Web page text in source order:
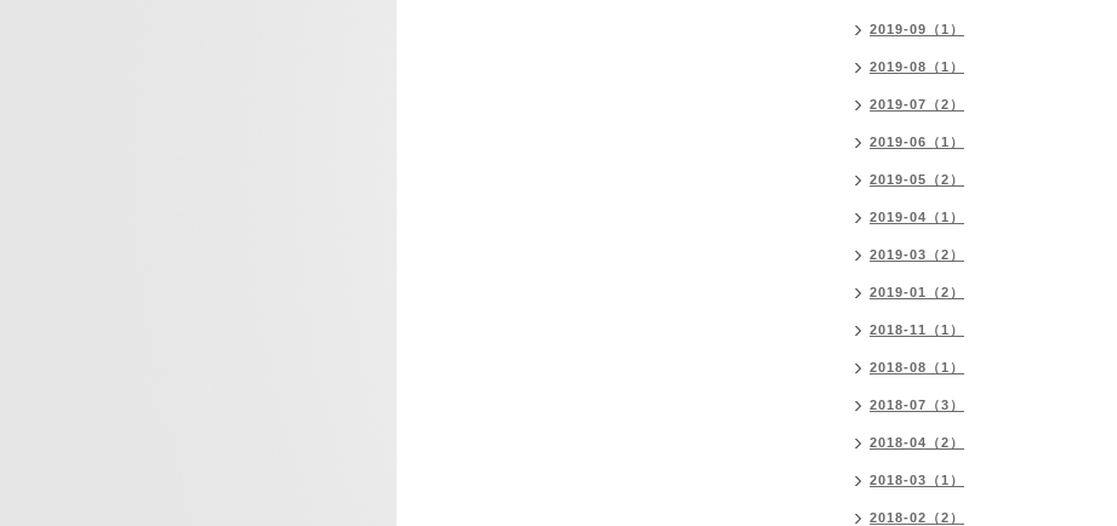
2019-09（1）
2019-08（1）
2019-07（2）
2019-06（1）
2019-05（2）
2019-04（1）
2019-03（2）
2019-01（2）
2018-11（1）
2018-08（1）
2018-07（3）
2018-04（2）
2018-03（1）
2018-02（2）